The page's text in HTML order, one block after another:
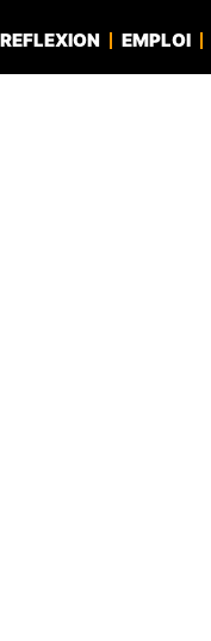
REFLEXION EMPLOI